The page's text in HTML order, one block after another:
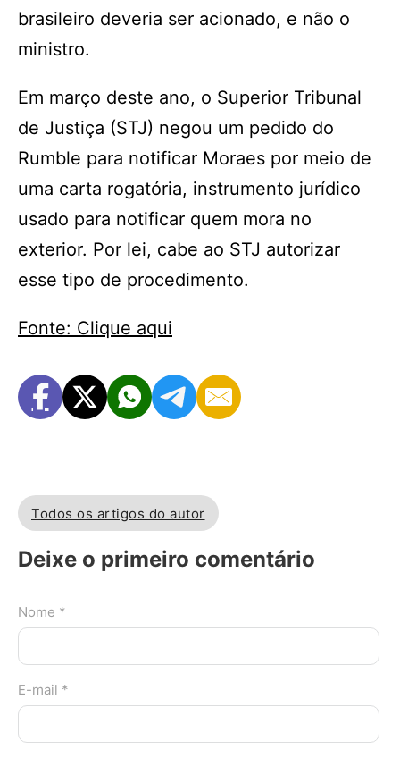
brasileiro deveria ser acionado, e não o
ministro.
Em março deste ano, o Superior Tribunal
de Justiça (STJ) negou um pedido do
Rumble para notificar Moraes por meio de
uma carta rogatória, instrumento jurídico
usado para notificar quem mora no
exterior. Por lei, cabe ao STJ autorizar
esse tipo de procedimento.
Fonte: Clique aqui
Todos os artigos do autor
Deixe o primeiro comentário
Nome *
E-mail *